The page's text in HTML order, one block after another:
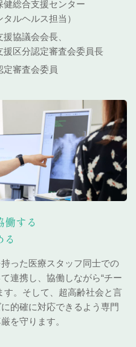
健総合支援センター
タルヘルス担当）
協議会会長、
援区分認定審査会委員長
定審査会委員
する
った医療スタッフ同士での
連携し、協働しながら“チー
す。そして、超高齢社会と言
的確に対応できるよう専門
を守ります。